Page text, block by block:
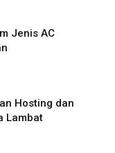
Jenis AC
Hosting dan
Lambat